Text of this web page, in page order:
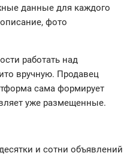
данные для каждого
фото
работать над
вручную. Продавец
сама формирует
уже размещенные.
и сотни объявлений